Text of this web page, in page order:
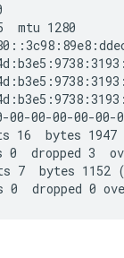
  mtu 1280
00-00-00-00-
16  bytes 1947
0  dropped 3
7  bytes 1152